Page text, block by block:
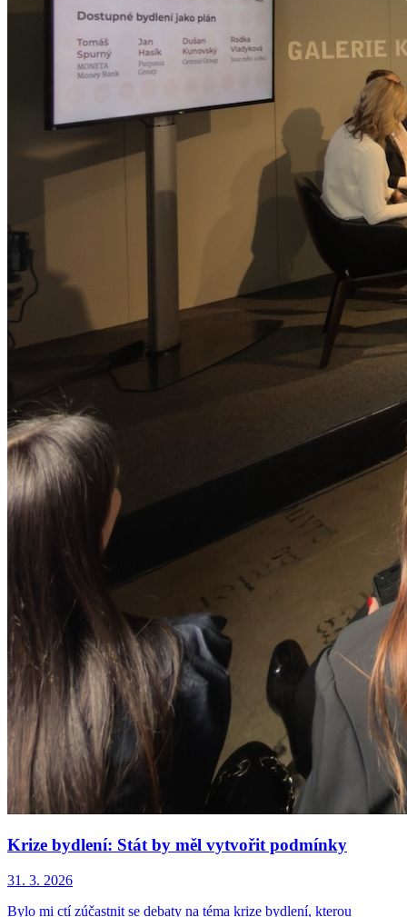
Krize bydlení: Stát by měl vytvořit podmínky
31. 3. 2026
Bylo mi ctí zúčastnit se debaty na téma krize bydlení, kterou